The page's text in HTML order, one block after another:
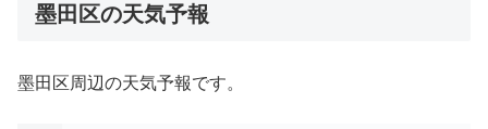
墨田区の天気予報
墨田区周辺の天気予報です。